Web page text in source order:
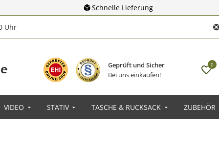
Schnelle Lieferung
Uhr
Geprüft und Sicher
Bei uns einkaufen!
0
VIDEO STATIV TASCHE & RUCKSACK ZUBEHÖR